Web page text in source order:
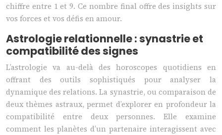
chiffre entre 1 et 9. Ce nombre final offre des insights sur
vos forces et vos défis en amour.
Astrologie relationnelle : synastrie et
compatibilité des signes
L’astrologie va au-delà des horoscopes quotidiens en
offrant des outils sophistiqués pour analyser la
dynamique des relations. La synastrie, ou comparaison de
deux thèmes astraux, permet d’explorer en profondeur la
compatibilité entre deux personnes. Elle examine
comment les planètes d’un partenaire interagissent avec